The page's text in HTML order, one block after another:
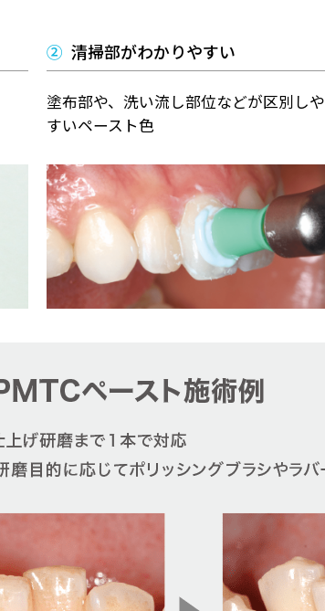
② 清掃部がわかりやすい
塗布部や、洗い流し部位などが区別しや
すいペースト色